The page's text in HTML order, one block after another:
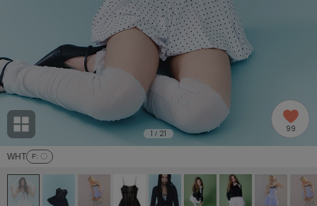
リー (664)
ョン雑貨 (865)
/ランジェリー (127)
adidas by Stella McCartney
アディダス バイ ステラマッカートニー
ALLISON BROWN
アリソンブラウン
アマブロ
Ame no chi Hare
アメノチハレ
AMOMMA
アモマ
WHT F: 〇
1 / 21 99